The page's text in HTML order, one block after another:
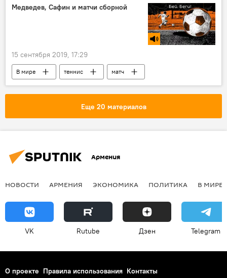
Чемпионат мира
Медведев, Сафин и матчи сборной
15 сентября 2019, 17:29
В мире теннис
матч
Голос
сборная
Еще 20 материалов
Армения
НОВОСТИ АРМЕНИЯ ЭКОНОМИКА ПОЛИТИКА В МИРЕ
VK Rutube Дзен Telegram
О проекте Правила использования Контакты